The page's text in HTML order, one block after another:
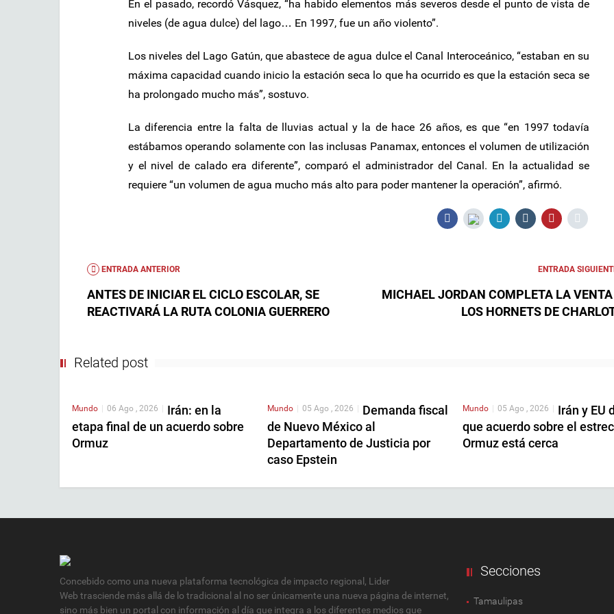
En el pasado, recordó Vásquez, “ha habido elementos más severos desde el punto de vista de
niveles (de agua dulce) del lago… En 1997, fue un año violento”.
Los niveles del Lago Gatún, que abastece de agua dulce el Canal Interoceánico, “estaban en su
máxima capacidad cuando inicio la estación seca lo que ha ocurrido es que la estación seca se
ha prolongado mucho más”, sostuvo.
La diferencia entre la falta de lluvias actual y la de hace 26 años, es que “en 1997 todavía
estábamos operando solamente con las inclusas Panamax, entonces el volumen de utilización
y el nivel de calado era diferente”, comparó el administrador del Canal. En la actualidad se
requiere “un volumen de agua mucho más alto para poder mantener la operación”, afirmó.
ENTRADA ANTERIOR
ANTES DE INICIAR EL CICLO ESCOLAR, SE
REACTIVARÁ LA RUTA COLONIA GUERRERO
ENTRADA
MICHAEL JORDAN COMPLETA LA VENTA
LOS HORNETS DE
Related post
Mundo | 06 Ago , 2026 | Irán: en la
etapa final de un acuerdo sobre
Ormuz
Mundo | 05 Ago , 2026 | Demanda fiscal
de Nuevo México al
Departamento de Justicia por
caso Epstein
Mundo | 05 Ago , 2026 | Irán y EU
que acuerdo sobre el
Ormuz está cerca
Concebido como una nueva plataforma tecnológica de impacto regional, Lider
Web trasciende más allá de lo tradicional al no ser únicamente una nueva página de internet,
sino más bien un portal con información al día que integra a los diferentes medios que
Secciones
Tamaulipas